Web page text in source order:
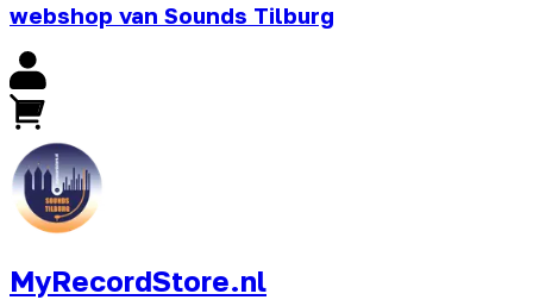
webshop van Sounds Tilburg
MyRecordStore.nl